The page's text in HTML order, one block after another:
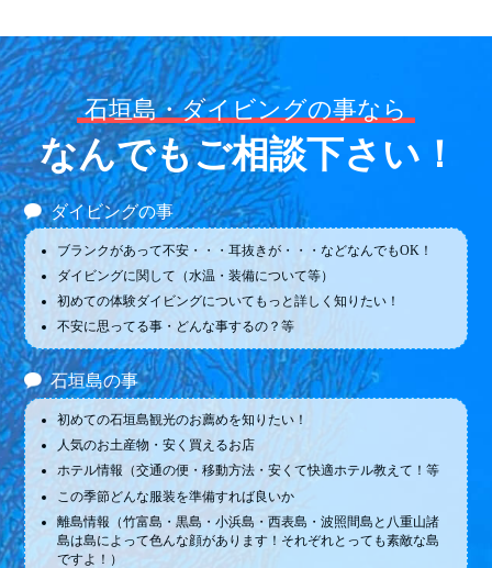
石垣島・ダイビングの事なら
なんでもご相談下さい！
ダイビングの事
ブランクがあって不安・・・耳抜きが・・・などなんでもOK！
ダイビングに関して（水温・装備について等）
初めての体験ダイビングについてもっと詳しく知りたい！
不安に思ってる事・どんな事するの？等
石垣島の事
初めての石垣島観光のお薦めを知りたい！
人気のお土産物・安く買えるお店
ホテル情報（交通の便・移動方法・安くて快適ホテル教えて！等
この季節どんな服装を準備すれば良いか
離島情報（竹富島・黒島・小浜島・西表島・波照間島と八重山諸
島は島によって色んな顔があります！それぞれとっても素敵な島
ですよ！）